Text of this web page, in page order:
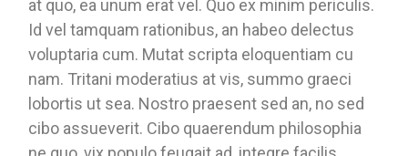
at quo, ea unum erat vel. Quo ex minim periculis.
Id vel tamquam rationibus, an habeo delectus
voluptaria cum. Mutat scripta eloquentiam cu
nam. Tritani moderatius at vis, summo graeci
lobortis ut sea. Nostro praesent sed an, no sed
cibo assueverit. Cibo quaerendum philosophia